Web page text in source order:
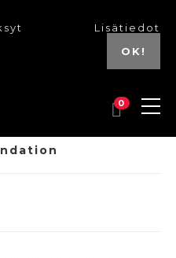
Lisätiedot
OK!
0